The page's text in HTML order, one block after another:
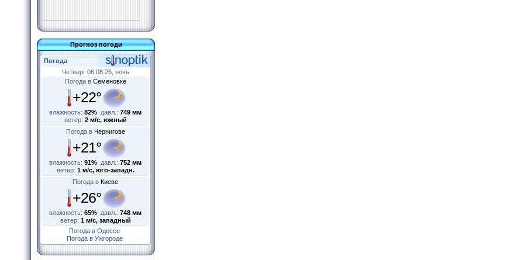
Прогноз погоди
Погода
Четверг 06.08.26, ночь
Погода в Семеновке
+22°
влажность: 82% давл.: 749 мм
ветер: 2 м/с, южный
Погода в Чернигове
+21°
влажность: 91% давл.: 752 мм
ветер: 1 м/с, юго-западн.
Погода в Киеве
+26°
влажность: 65% давл.: 748 мм
ветер: 1 м/с, западный
Погода в Одессе
Погода в Ужгороде